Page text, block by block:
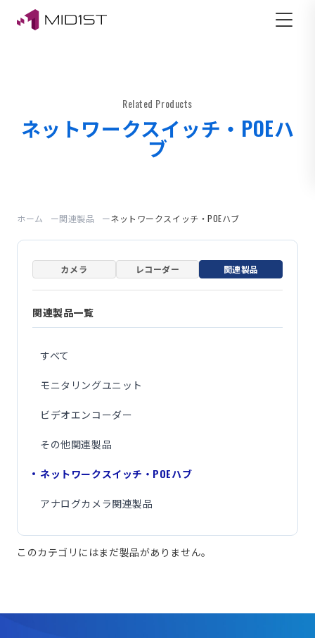
Related Products
ネットワークスイッチ・POEハ
ブ
ホーム 関連製品 ネットワークスイッチ・POEハブ
カメラ レコーダー 関連製品
関連製品一覧
すべて
モニタリングユニット
ビデオエンコーダー
その他関連製品
ネットワークスイッチ・POEハブ
アナログカメラ関連製品
このカテゴリにはまだ製品がありません。